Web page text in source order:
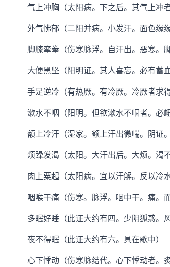
气上冲胸（太阳病。下之后。其气上冲者
外气怫郁（二阳并病。小发汗。面色缘缘
脚膝挛拳（伤寒脉浮。自汗出。恶寒。脚
大便黑坚（阳明证。其人喜忘。必有蓄
手足逆冷（有热厥。有冷厥。冷厥者求得
漱水不咽（阳明。但欲漱水不咽者。必
额上冷汗（湿家。额上汗出微喘。阴证。
烦躁发渴（太阳。大汗出后。大烦。渴不
肉上粟起（太阳病。宜以汗解。反以冷水
咽喉干痛（伤寒。脉浮。咽中干。痛。
多眠好睡（此证大约有四。少阴狐惑。风
夜不得眠（此证大约有六。具在歌中）
心下悸动（伤寒脉结代。心下悸动者。炙